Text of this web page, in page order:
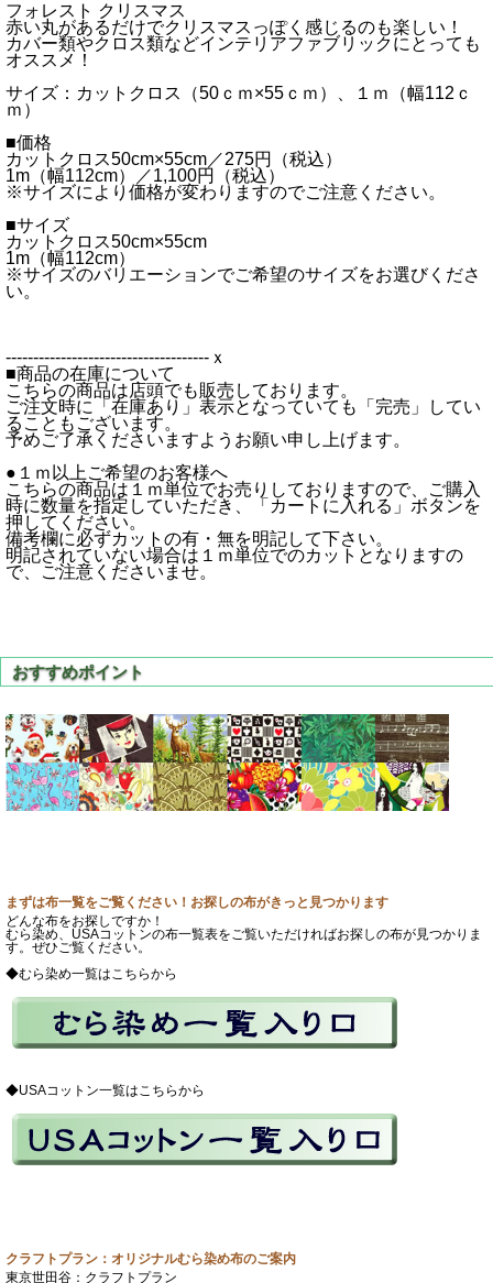
フォレスト クリスマス
赤い丸があるだけでクリスマスっぽく感じるのも楽しい！
カバー類やクロス類などインテリアファブリックにとっても
オススメ！
サイズ：カットクロス（50ｃｍ×55ｃｍ）、１ｍ（幅112ｃ
ｍ）
■価格
カットクロス50cm×55cm／275円（税込）
1m（幅112cm）／1,100円（税込）
※サイズにより価格が変わりますのでご注意ください。
■サイズ
カットクロス50cm×55cm
1m（幅112cm）
※サイズのバリエーションでご希望のサイズをお選びくださ
い。
-------------------------------------ｘ
■商品の在庫について
こちらの商品は店頭でも販売しております。
ご注文時に「在庫あり」表示となっていても「完売」してい
ることもございます。
予めご了承くださいますようお願い申し上げます。
●１ｍ以上ご希望のお客様へ
こちらの商品は１ｍ単位でお売りしておりますので、ご購入
時に数量を指定していただき、「カートに入れる」ボタンを
押してください。
備考欄に必ずカットの有・無を明記して下さい。
明記されていない場合は１ｍ単位でのカットとなりますの
で、ご注意くださいませ。
まずは布一覧をご覧ください！お探しの布がきっと見つかります
どんな布をお探しですか！
むら染め、USAコットンの布一覧表をご覧いただければお探しの布が見つかりま
す。ぜひご覧ください。
◆むら染め一覧はこちらから
◆USAコットン一覧はこちらから
クラフトプラン：オリジナルむら染め布のご案内
東京世田谷：クラフトプラン